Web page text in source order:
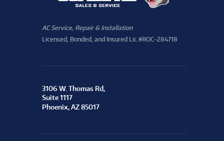
AC Service, Repair & Installation
Licensed, Bonded, and Insured Lic.#ROC-284718
3106 W. Thomas Rd,
Suite 1117
Phoenix, AZ 85017